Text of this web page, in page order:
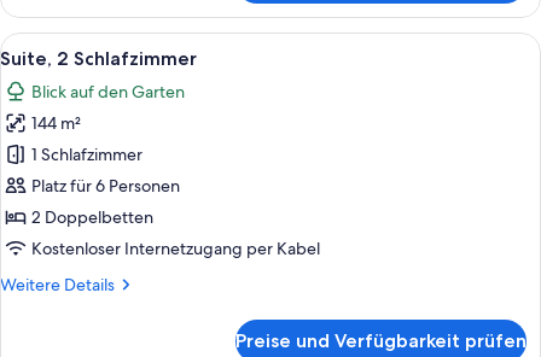
1
Schlafzimmer,
eigener
Pool
Alle
Fotos
für
Suite,
2 Schlafzimmer
anzeigen
Ein modernes Hotelzimmer mit
10
Suite, 2 Schlafzimmer
Blick auf den Garten
144 m²
1 Schlafzimmer
Platz für 6 Personen
2 Doppelbetten
Kostenloser Internetzugang per Kabel
Weitere Details
Weitere
Preise und Verfügbarkeit prüfen